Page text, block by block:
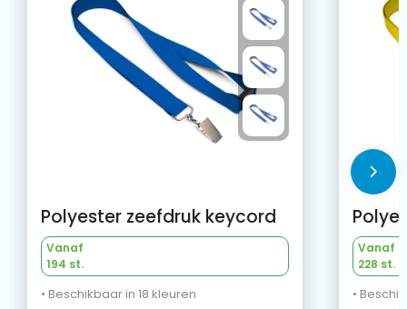
Polyester zeefdruk keycord
Vanaf
194 st.
• Beschikbaar in 18 kleuren
Vanaf
228 st.
•